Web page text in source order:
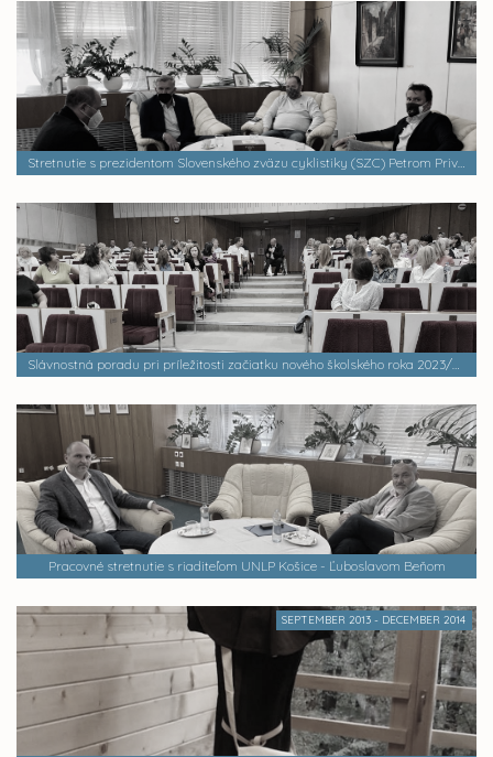
Pracovné stretnutie s riaditeľom UNLP Košice - Ľuboslavom Beňom
SEPTEMBER 2013 - DECEMBER 2014